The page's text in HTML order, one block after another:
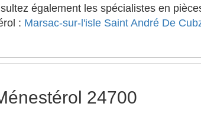
également les spécialistes en
: Marsac-sur-l'isle Saint André De
24700